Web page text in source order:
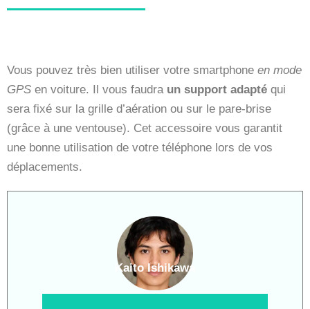
Vous pouvez très bien utiliser votre smartphone en mode
GPS en voiture. Il vous faudra un support adapté qui
sera fixé sur la grille d’aération ou sur le pare-brise
(grâce à une ventouse). Cet accessoire vous garantit
une bonne utilisation de votre téléphone lors de vos
déplacements.
Kaito Ishikawa